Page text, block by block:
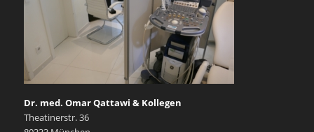
Dr. med. Omar Qattawi & Kollegen
Theatinerstr. 36